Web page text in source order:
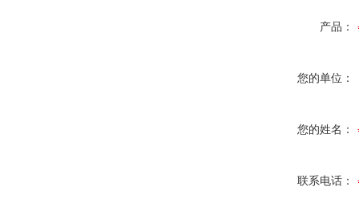
产品：
您的单位：
您的姓名：
联系电话：